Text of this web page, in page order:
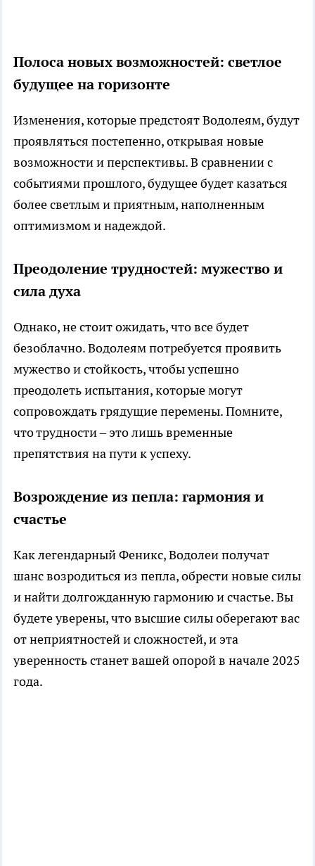
Полоса новых возможностей: светлое
будущее на горизонте
Изменения, которые предстоят Водолеям, будут
проявляться постепенно, открывая новые
возможности и перспективы. В сравнении с
событиями прошлого, будущее будет казаться
более светлым и приятным, наполненным
оптимизмом и надеждой.
Преодоление трудностей: мужество и
сила духа
Однако, не стоит ожидать, что все будет
безоблачно. Водолеям потребуется проявить
мужество и стойкость, чтобы успешно
преодолеть испытания, которые могут
сопровождать грядущие перемены. Помните,
что трудности – это лишь временные
препятствия на пути к успеху.
Возрождение из пепла: гармония и
счастье
Как легендарный Феникс, Водолеи получат
шанс возродиться из пепла, обрести новые силы
и найти долгожданную гармонию и счастье. Вы
будете уверены, что высшие силы оберегают вас
от неприятностей и сложностей, и эта
уверенность станет вашей опорой в начале 2025
года.